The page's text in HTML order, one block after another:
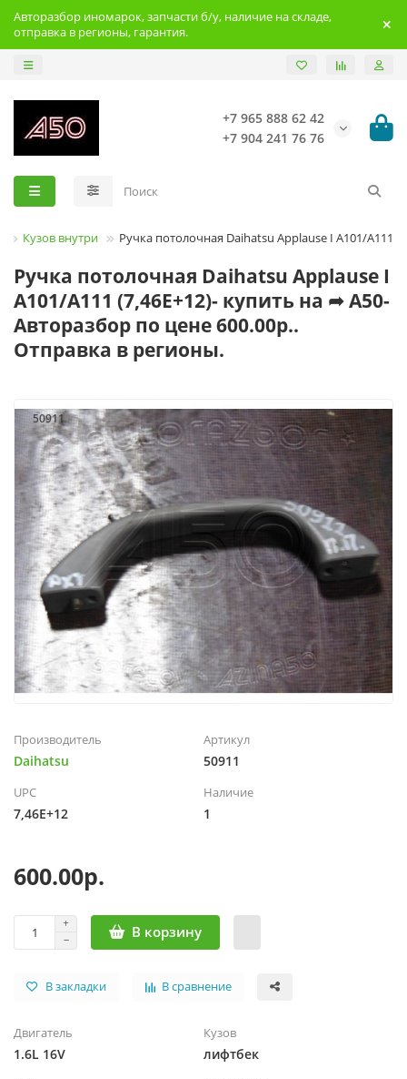
Авторазбор иномарок, запчасти б/у, наличие на складе,
отправка в регионы, гарантия.
+7 965 888 62 42
+7 904 241 76 76
Кузов внутри Ручка потолочная Daihatsu Applause I A101/A111
Ручка потолочная Daihatsu Applause I
A101/A111 (7,46E+12)- купить на ➦ А50-
Авторазбор по цене 600.00р..
Отправка в регионы.
50911
Производитель
Daihatsu
Артикул
50911
UPC
7,46E+12
Наличие
1
600.00р.
В корзину
В закладки В сравнение
Двигатель
1.6L 16V
Кузов
лифтбек